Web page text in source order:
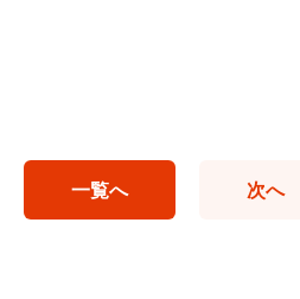
一覧へ 次へ